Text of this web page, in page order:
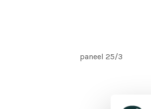
paneel 25/3